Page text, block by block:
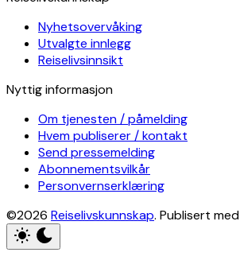
Nyhetsovervåking
Utvalgte innlegg
Reiselivsinnsikt
Nyttig informasjon
Om tjenesten / påmelding
Hvem publiserer / kontakt
Send pressemelding
Abonnementsvilkår
Personvernserklæring
©2026 Reiselivskunnskap. Publisert med